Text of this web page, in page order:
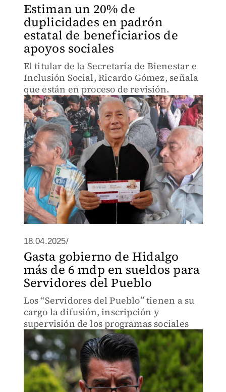
Estiman un 20% de
duplicidades en padrón
estatal de beneficiarios de
apoyos sociales
El titular de la Secretaría de Bienestar e
Inclusión Social, Ricardo Gómez, señala
que están en proceso de revisión.
18.04.2025/
Gasta gobierno de Hidalgo
más de 6 mdp en sueldos para
Servidores del Pueblo
Los “Servidores del Pueblo” tienen a su
cargo la difusión, inscripción y
supervisión de los programas sociales